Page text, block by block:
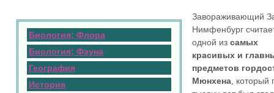
Биология; Флора
Биология; Фауна
География
История
Завораживающий
Нимфенбург
одной из самых
красивых и
предметов
Мюнхена , который